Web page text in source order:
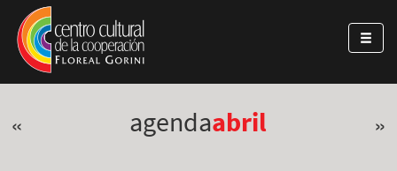
Pasar al contenido principal
Jump to main content
« agendaabril »